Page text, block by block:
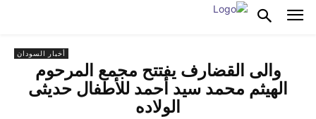
أخبار السودان
والى القضارف يفتتح مجمع المرحوم
الهيثم محمد سيد أحمد للأطفال حديثى
الولاده